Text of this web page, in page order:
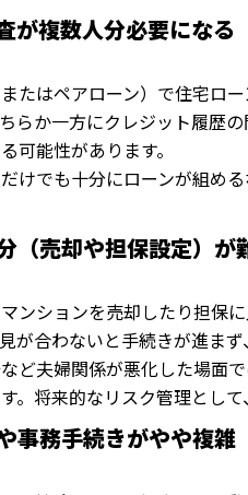
が複数人分必要になる
たはペアローン）で住宅ロー
らか一方にクレジット履歴
可能性があります。
けでも十分にローンが組め
（売却や担保設定）が
ンションを売却したり担保に
が合わないと手続きが進まず
ど夫婦関係が悪化した場面
。将来的なリスク管理とし
事務手続きがやや複雑